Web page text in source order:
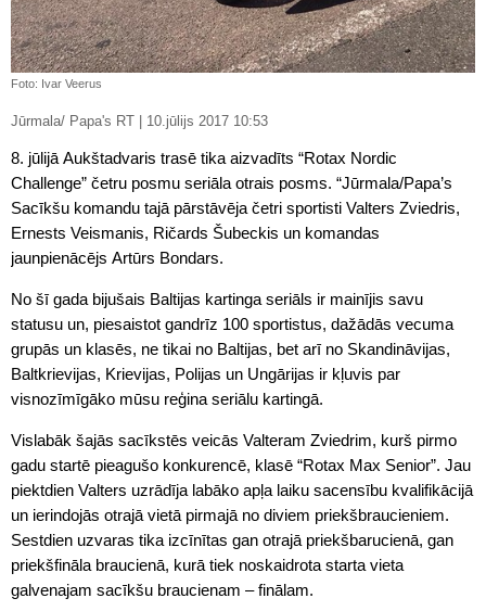
Foto: Ivar Veerus
Jūrmala/ Papa's RT | 10.jūlijs 2017 10:53
8. jūlijā Aukštadvaris trasē tika aizvadīts “Rotax Nordic
Challenge” četru posmu seriāla otrais posms. “Jūrmala/Papa’s
Sacīkšu komandu tajā pārstāvēja četri sportisti Valters Zviedris,
Ernests Veismanis, Ričards Šubeckis un komandas
jaunpienācējs Artūrs Bondars.
No šī gada bijušais Baltijas kartinga seriāls ir mainījis savu
statusu un, piesaistot gandrīz 100 sportistus, dažādās vecuma
grupās un klasēs, ne tikai no Baltijas, bet arī no Skandināvijas,
Baltkrievijas, Krievijas, Polijas un Ungārijas ir kļuvis par
visnozīmīgāko mūsu reģina seriālu kartingā.
Vislabāk šajās sacīkstēs veicās Valteram Zviedrim, kurš pirmo
gadu startē pieagušo konkurencē, klasē “Rotax Max Senior”. Jau
piektdien Valters uzrādīja labāko apļa laiku sacensību kvalifikācijā
un ierindojās otrajā vietā pirmajā no diviem priekšbraucieniem.
Sestdien uzvaras tika izcīnītas gan otrajā priekšbarucienā, gan
priekšfināla braucienā, kurā tiek noskaidrota starta vieta
galvenajam sacīkšu braucienam – finālam.